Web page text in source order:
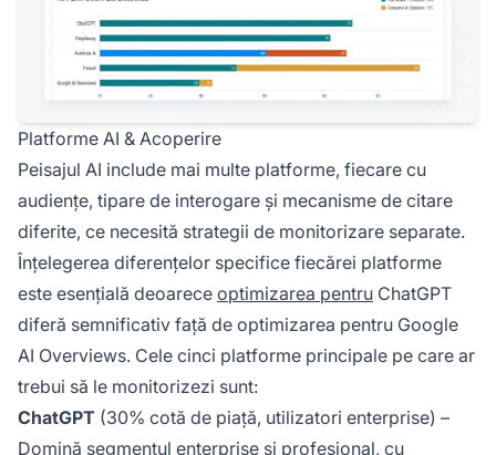
Platforme AI & Acoperire
Peisajul AI include mai multe platforme, fiecare cu
audiențe, tipare de interogare și mecanisme de citare
diferite, ce necesită strategii de monitorizare separate.
Înțelegerea diferențelor specifice fiecărei platforme
este esențială deoarece optimizarea pentru ChatGPT
diferă semnificativ față de optimizarea pentru Google
AI Overviews. Cele cinci platforme principale pe care ar
trebui să le monitorizezi sunt:
ChatGPT (30% cotă de piață, utilizatori enterprise) –
Domină segmentul enterprise și profesional, cu